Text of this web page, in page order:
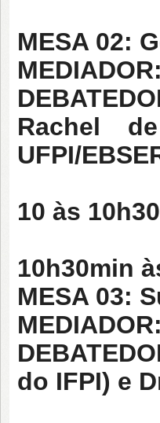
MESA 02:
Rachel
UFPI/
10 às
10h30min
MESA 03:
do IFPI) e